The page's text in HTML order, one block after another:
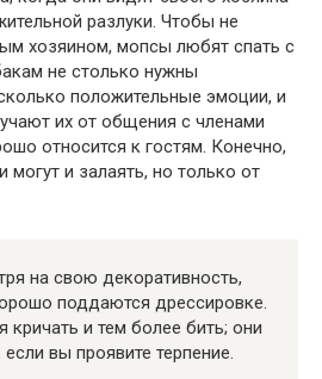
разлуки. Чтобы не
хозяином, мопсы любят спать с
не столько нужны
положительные эмоции, и
их от общения с членами
относится к гостям. Конечно,
могут и залаять, но только от
на свою декоративность,
поддаются дрессировке.
кричать и тем более бить; они
вы проявите терпение.